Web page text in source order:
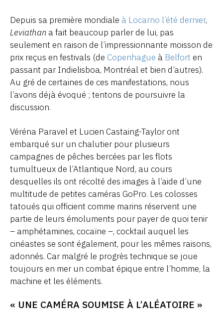
Depuis sa première mondiale à Locarno l’été dernier,
Leviathan a fait beaucoup parler de lui, pas
seulement en raison de l’impressionnante moisson de
prix reçus en festivals (de Copenhague à Belfort en
passant par Indielisboa, Montréal et bien d’autres).
Au gré de certaines de ces manifestations, nous
l’avons déjà évoqué ; tentons de poursuivre la
discussion.
Véréna Paravel et Lucien Castaing-Taylor ont
embarqué sur un chalutier pour plusieurs
campagnes de pêches bercées par les flots
tumultueux de l’Atlantique Nord, au cours
desquelles ils ont récolté des images à l’aide d’une
multitude de petites caméras GoPro. Les colosses
tatoués qui officient comme marins réservent une
partie de leurs émoluments pour payer de quoi tenir
– amphétamines, cocaïne –, cocktail auquel les
cinéastes se sont également, pour les mêmes raisons,
adonnés. Car malgré le progrès technique se joue
toujours en mer un combat épique entre l’homme, la
machine et les éléments.
« UNE CAMÉRA SOUMISE À L’ALÉATOIRE »